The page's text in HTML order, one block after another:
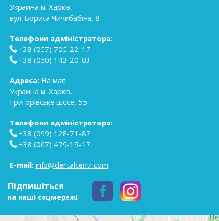
Украина м. Харків,
вул. Бориса Чичибабіна, 8
Телефони адміністратора:
+38 (057) 705-22-17
+38 (050) 143-20-03
Адреса: На мапі
Украина м. Харків,
Григорівське шосе, 55
Телефони адміністратора:
+38 (099) 128-71-87
+38 (067) 479-19-17
E-mail: info@dentalcentr.com.
Підпишіться
на наші соцмережі